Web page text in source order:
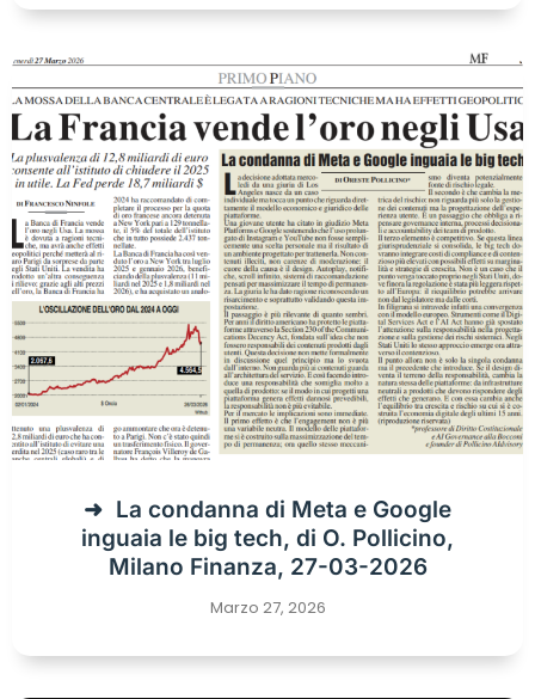
La condanna di Meta e Google
inguaia le big tech, di O. Pollicino,
Milano Finanza, 27-03-2026
Marzo 27, 2026